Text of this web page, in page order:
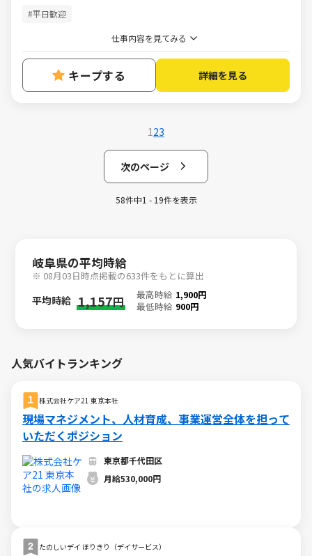
#平日歓迎
仕事内容を見てみる
キープする 詳細を見る
123
次のページ
58件中1 - 19件を表示
岐阜県の平均時給
※ 08月03日時点掲載の633件をもとに算出
平均時給 1,157円 最高時給 1,900円
最低時給 900円
人気バイトランキング
株式会社ケア21 東京本社
現場マネジメント、人材育成、事業運営全体を担って
いただくポジション
東京都千代田区
月給530,000円
たのしいデイ ほりきり（デイサービス）